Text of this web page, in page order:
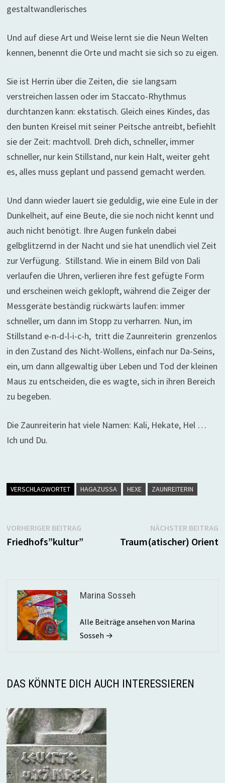
gestaltwandlerisches
Und auf diese Art und Weise lernt sie die Neun Welten
kennen, benennt die Orte und macht sie sich so zu eigen.
Sie ist Herrin über die Zeiten, die sie langsam
verstreichen lassen oder im Staccato-Rhythmus
durchtanzen kann: ekstatisch. Gleich eines Kindes, das
den bunten Kreisel mit seiner Peitsche antreibt, befiehlt
sie der Zeit: machtvoll. Dreh dich, schneller, immer
schneller, nur kein Stillstand, nur kein Halt, weiter geht
es, alles muss geplant und passend gemacht werden.
Und dann wieder lauert sie geduldig,wie eine Eule in der
Dunkelheit, auf eine Beute, die sie noch nicht kennt und
auch nicht benötigt. Ihre Augen funkeln dabei
gelbglitzernd in der Nacht und sie hat unendlich viel Zeit
zur Verfügung. Stillstand. Wie in einem Bild von Dali
verlaufen die Uhren, verlieren ihre fest gefügte Form
und erscheinen weich geklopft, während die Zeiger der
Messgeräte beständig rückwärts laufen: immer
schneller, um dann im Stopp zu verharren. Nun, im
Stillstand e-n-d-l-i-c-h, tritt die Zaunreiterin grenzenlos
in den Zustand des Nicht-Wollens, einfach nur Da-Seins,
ein, um dann allgewaltig über Leben und Tod der kleinen
Maus zu entscheiden, die es wagte, sich in ihren Bereich
zu begeben.
Die Zaunreiterin hat viele Namen: Kali, Hekate, Hel …
Ich und Du.
VERSCHLAGWORTET HAGAZUSSA HEXE ZAUNREITERIN
Beitragsnavigation
VORHERIGER BEITRAGVorheriger
Beitrag:
Friedhofs”kultur”
NÄCHSTER BEITRAG
Traum(atischer) Orient
Marina Sosseh
Alle Beiträge ansehen von Marina
Sosseh →
DAS KÖNNTE DICH AUCH INTERESSIEREN